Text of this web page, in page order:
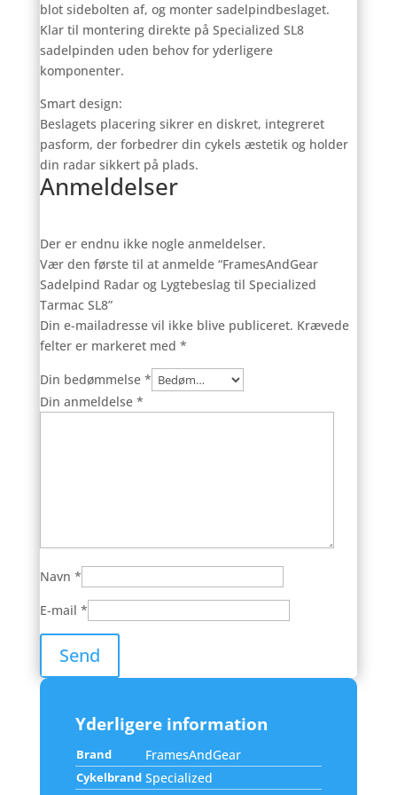
blot sidebolten af, og monter sadelpindbeslaget.
Klar til montering direkte på Specialized SL8
sadelpinden uden behov for yderligere
komponenter.
Smart design:
Beslagets placering sikrer en diskret, integreret
pasform, der forbedrer din cykels æstetik og holder
din radar sikkert på plads.
Anmeldelser
Der er endnu ikke nogle anmeldelser.
Vær den første til at anmelde “FramesAndGear
Sadelpind Radar og Lygtebeslag til Specialized
Tarmac SL8”
Din e-mailadresse vil ikke blive publiceret. Krævede
felter er markeret med *
Din bedømmelse *
Din anmeldelse *
Navn *
E-mail *
Yderligere information
Brand FramesAndGear
Cykelbrand Specialized